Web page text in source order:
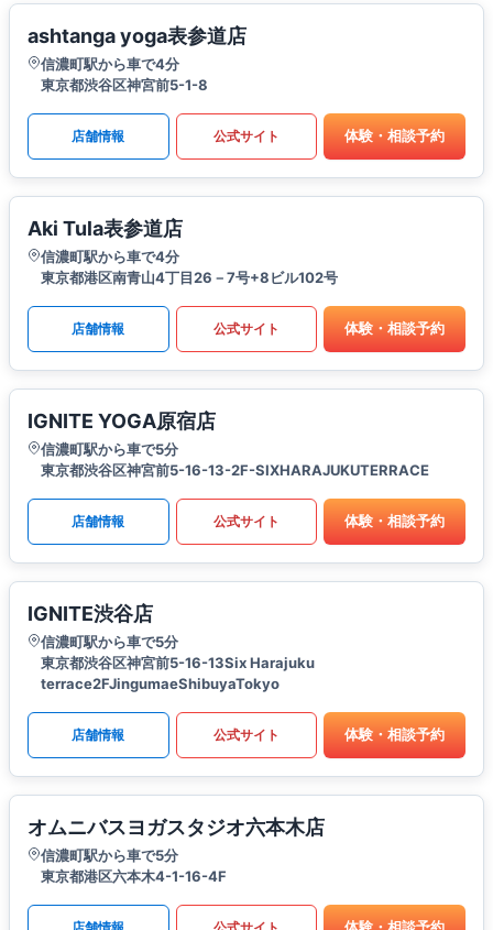
ashtanga yoga表参道店
信濃町駅から車で4分
東京都渋谷区神宮前5-1-8
店舗情報 公式サイト 体験・相談予約
Aki Tula表参道店
信濃町駅から車で4分
東京都港区南青山4丁目26－7号+8ビル102号
店舗情報 公式サイト 体験・相談予約
IGNITE YOGA原宿店
信濃町駅から車で5分
東京都渋谷区神宮前5-16-13-2F-SIXHARAJUKUTERRACE
店舗情報 公式サイト 体験・相談予約
IGNITE渋谷店
信濃町駅から車で5分
東京都渋谷区神宮前5-16-13Six Harajuku
terrace2FJingumaeShibuyaTokyo
店舗情報 公式サイト 体験・相談予約
オムニバスヨガスタジオ六本木店
信濃町駅から車で5分
東京都港区六本木4-1-16-4F